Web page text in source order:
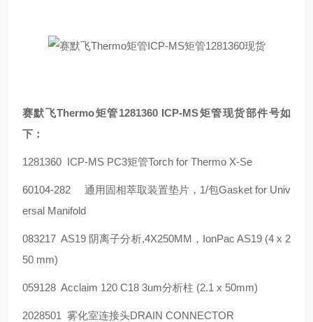
赛默飞Thermo矩管1281360 ICP-MS矩管现货部件号如
下：
1281360 ICP-MS PC3矩管Torch for Thermo X-Se
60104-282 通用固相萃取装置垫片， 1/包Gasket for Univ
ersal Manifold
083217 AS19 阴离子分析,4X250MM ， IonPac AS19 (4 x 2
50 mm)
059128 Acclaim 120 C18 3um分析柱 (2.1 x 50mm)
2028501 雾化室连接头DRAIN CONNECTOR